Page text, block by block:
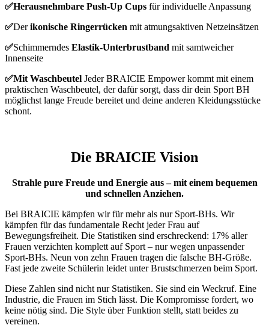
✅Herausnehmbare Push-Up Cups für individuelle Anpassung
✅Derikonische Ringerrücken mit atmungsaktiven Netzeinsätzen
✅Schimmerndes Elastik-Unterbrustband mit samtweicher
Innenseite
✅Mit Waschbeutel Jeder BRAICIE Empower kommt mit einem
praktischen Waschbeutel, der dafür sorgt, dass dir dein Sport BH
möglichst lange Freude bereitet und deine anderen Kleidungsstücke
schont.
Die BRAICIE Vision
Strahle pure Freude und Energie aus – mit einem bequemen
und schnellen Anziehen.
Bei BRAICIE kämpfen wir für mehr als nur Sport-BHs. Wir
kämpfen für das fundamentale Recht jeder Frau auf
Bewegungsfreiheit. Die Statistiken sind erschreckend: 17% aller
Frauen verzichten komplett auf Sport – nur wegen unpassender
Sport-BHs. Neun von zehn Frauen tragen die falsche BH-Größe.
Fast jede zweite Schülerin leidet unter Brustschmerzen beim Sport.
Diese Zahlen sind nicht nur Statistiken. Sie sind ein Weckruf. Eine
Industrie, die Frauen im Stich lässt. Die Kompromisse fordert, wo
keine nötig sind. Die Style über Funktion stellt, statt beides zu
vereinen.